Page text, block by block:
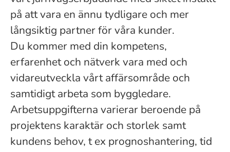
på att vara en ännu tydligare och mer
långsiktig partner för våra kunder.
Du kommer med din kompetens,
erfarenhet och nätverk vara med och
vidareutveckla vårt affärsområde och
samtidigt arbeta som byggledare.
Arbetsuppgifterna varierar beroende på
projektens karaktär och storlek samt
kundens behov, t ex prognoshantering, tid